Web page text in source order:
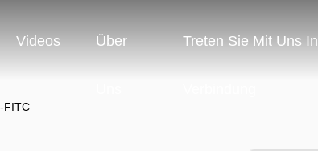
Videos Über Treten Sie Mit Uns In
FITC